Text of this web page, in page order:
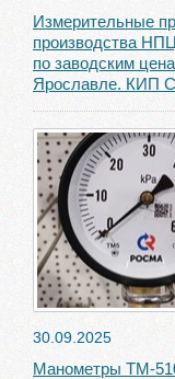
Измерительные
производства
по заводским
Ярославле. КИП
30.09.2025
Манометры ТМ-